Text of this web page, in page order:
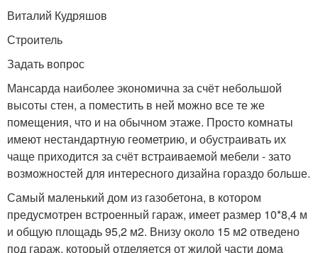
Виталий Кудряшов
Строитель
Задать вопрос
Мансарда наиболее экономична за счёт небольшой
высоты стен, а поместить в ней можно все те же
помещения, что и на обычном этаже. Просто комнаты
имеют нестандартную геометрию, и обустраивать их
чаще приходится за счёт встраиваемой мебели - зато
возможностей для интересного дизайна гораздо больше.
Самый маленький дом из газобетона, в котором
предусмотрен встроенный гараж, имеет размер 10*8,4 м
и общую площадь 95,2 м2. Внизу около 15 м2 отведено
под гараж, который отделяется от жилой части дома